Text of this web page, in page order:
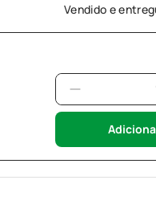
Vendido e